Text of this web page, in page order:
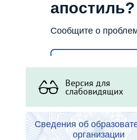
апостиль?
Сообщите о
Версия для
слабовидящих
Сведения об
организации